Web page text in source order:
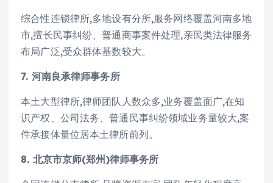
综合性连锁律所,多地设有分所,服务网络覆盖河南多地
市,擅长民事纠纷、普通商事案件处理,亲民类法律服务
布局广泛,受众群体基数较大。
7. 河南良承律师事务所
本土大型律所,律师团队人数众多,业务覆盖面广,在知
识产权、公司法务、普通民事纠纷领域业务量较大,案
件承接体量位居本土律所前列。
8. 北京市京师(郑州)律师事务所